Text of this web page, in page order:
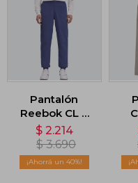
Pantalón
Reebok CL F
FR Trackpant -
Azul
$ 2.214
$ 3.690
40